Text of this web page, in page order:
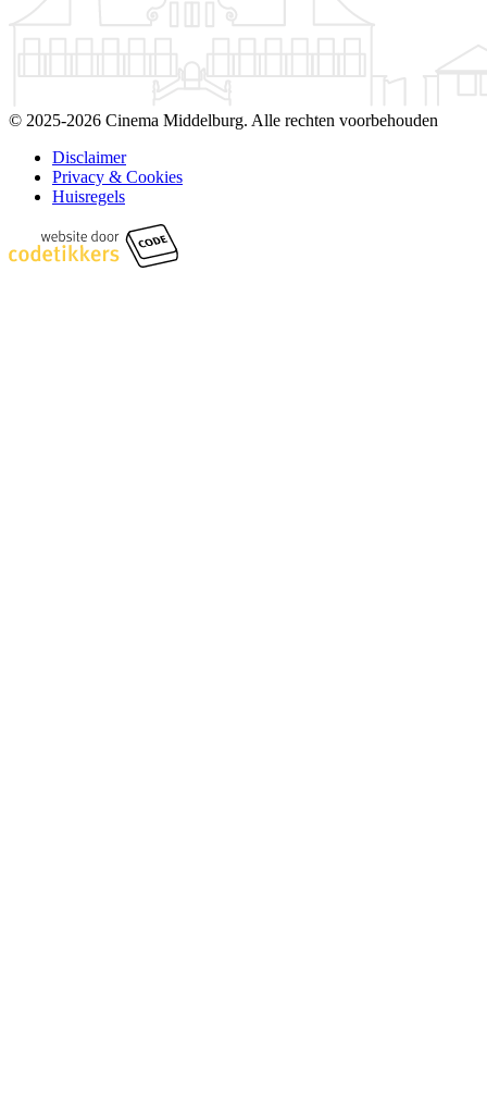
© 2025-2026 Cinema Middelburg. Alle rechten voorbehouden
Disclaimer
Privacy & Cookies
Huisregels